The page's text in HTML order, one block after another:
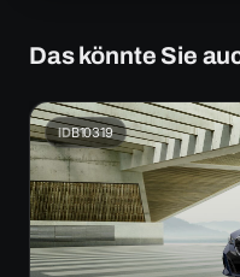
Das könnte Sie
IDB10319